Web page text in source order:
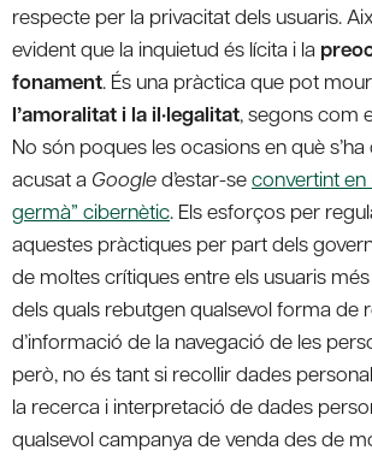
respecte per la privacitat dels usuaris.
evident que la inquietud és lícita i la
fonament. És una pràctica que pot
l’amoralitat i la il·legalitat, segons com
No són poques les ocasions en què
acusat a Googled’estar-seconvertint en
germà” cibernètic. Els esforços per
aquestes pràctiques per part dels
de moltes crítiques entre els usuaris
dels quals rebutgen qualsevol forma de
d’informació de la navegació de les
però, no és tant si recollir dades
la recerca i interpretació de dades
qualsevol campanya de venda des de